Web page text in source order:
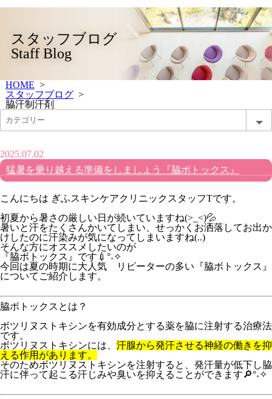
スタッフブログ
Staff Blog
HOME >
スタッフブログ>
脇汗制汗剤
2025.07.02
猛暑を乗り越える準備をしましょう『脇ボトックス』
こんにちは ぎふスキンケアクリニックスタッフTです。
初夏から暑さの厳しい日が続いていますね(>_<)💦
暑いと汗をたくさんかいてしまい、せっかくお洒落してお出か
けしたのに汗染みが気になってしまいますね(..)
そんな方にオススメしたいのが
『脇ボトックス』です💉°˖✧
今回は夏の時期に大人気 リピーターの多い『脇ボトックス』
についてご紹介します。
脇ボトックスとは？
ボツリヌストキシンを有効成分とする薬を脇に注射する治療法
です。
ボツリヌストキシンには、 汗腺から発汗させる神経の働きを抑
える作用があります。
そのためボツリヌストキシンを注射すると、発汗量が低下し脇
汗に伴って起こる汗じみや臭いを抑えることができます🔎°˖✧